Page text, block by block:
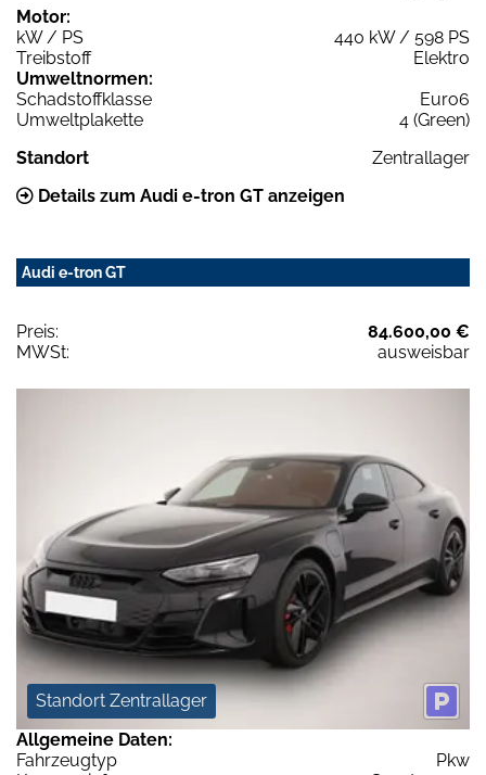
Motor:
kW / PS
440 kW / 598 PS
Treibstoff
Elektro
Umweltnormen:
Schadstoffklasse
Euro6
Umweltplakette
4 (Green)
Standort
Zentrallager
Details zum Audi e-tron GT anzeigen
Audi e-tron GT
Preis:
84.600,00 €
MWSt:
ausweisbar
Standort Zentrallager
Allgemeine Daten:
Fahrzeugtyp
Pkw